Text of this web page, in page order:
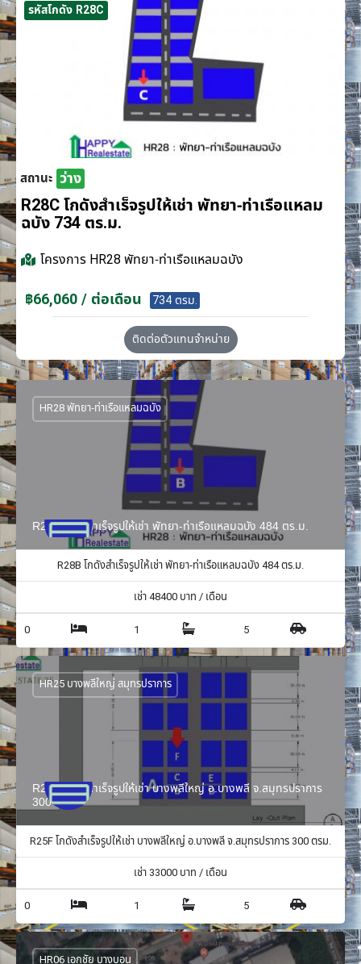
รหัสโกดัง R28C
สถานะ ว่าง
R28C โกดังสำเร็จรูปให้เช่า พัทยา-ท่าเรือแหลม
ฉบัง 734 ตร.ม.
โครงการ HR28 พัทยา-ท่าเรือแหลมฉบัง
฿66,060 / ต่อเดือน 734 ตรม.
ติดต่อตัวแทนจำหน่าย
R28B โกดังสำเร็จรูปให้เช่า พัทยา-ท่าเรือแหลมฉบัง 484 ตร.ม.
HR28 พัทยา-ท่าเรือแหลมฉบัง
R28B โกดังสำเร็จรูปให้เช่า พัทยา-ท่าเรือแหลมฉบัง 484 ตร.ม.
เช่า48400 บาท / เดือน
0 1 5
R25F โกดังสำเร็จรูปให้เช่า บางพลีใหญ่ อ.บางพลี จ.สมุทรปราการ
300 ตรม.
HR25 บางพลีใหญ่ สมุทรปราการ
R25F โกดังสำเร็จรูปให้เช่า บางพลีใหญ่ อ.บางพลี จ.สมุทรปราการ 300 ตรม.
เช่า 33000 บาท / เดือน
0 1 5
HR06 เอกชัย บางบอน